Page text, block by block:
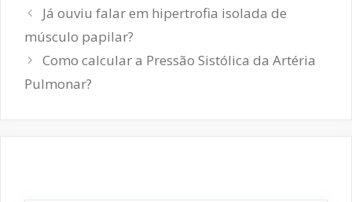
Navegação
de
Já ouviu falar em hipertrofia isolada de
músculo papilar?
Como calcular a Pressão Sistólica da Artéria
Pulmonar?